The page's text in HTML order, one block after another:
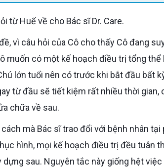
từ Huế về cho Bác sĩ Dr. Care.
muốn có một kế hoạch điều trị tổng thể
lớn tuổi nên có trước khi bắt đầu bất
từ đầu sẽ tiết kiệm rất nhiều thời gian,
chữa về sau.
hình, mọi kế hoạch điều trị đều tuân
sau. Nguyên tắc này giống hệt